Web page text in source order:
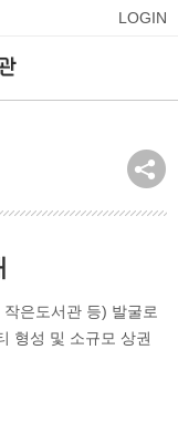
LOGIN
은도서관 등) 발굴로
형성 및 소규모 상권